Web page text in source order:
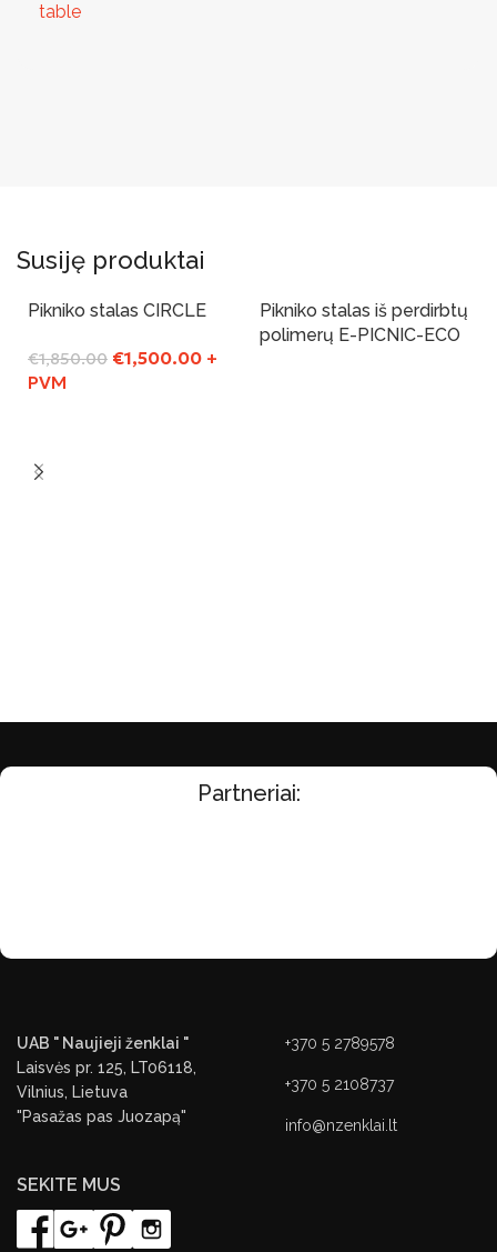
table
Susiję produktai
-19%
Pikniko stalas CIRCLE
€1,850.00 €1,500.00 +
PVM
Pikniko stalas iš perdirbtų
polimerų E-PICNIC-ECO
Partneriai:
UAB " Naujieji ženklai "
Laisvės pr. 125, LT06118,
Vilnius, Lietuva
"Pasažas pas Juozapą"
+370 5 2789578
+370 5 2108737
info@nzenklai.lt
SEKITE MUS